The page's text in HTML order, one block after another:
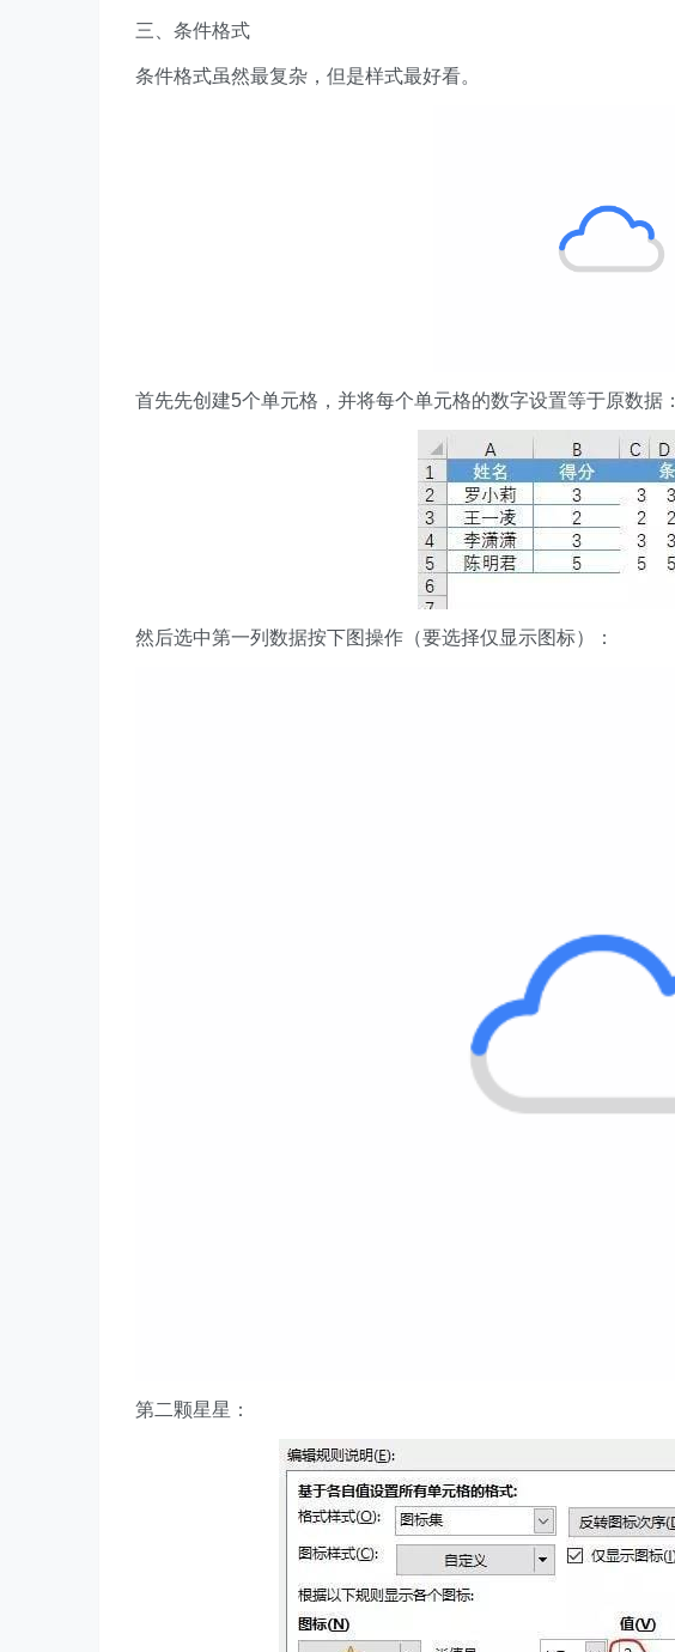
三、条件格式
条件格式虽然最复杂，但是样式最好看。
首先先创建5个单元格，并将每个单元格的数字设置等于原数据：
然后选中第一列数据按下图操作（要选择仅显示图标）：
第二颗星星：